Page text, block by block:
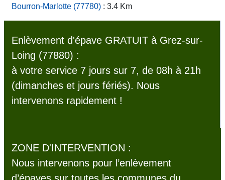
Bourron-Marlotte (77780) : 3.4 Km
Enlèvement d'épave GRATUIT à Grez-sur-
Loing (77880) :
à votre service 7 jours sur 7, de 08h à 21h
(dimanches et jours fériés). Nous
intervenons rapidement !
ZONE D'INTERVENTION :
Nous intervenons pour l’enlèvement